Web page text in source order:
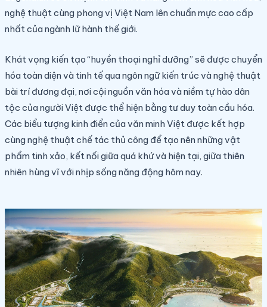
nghệ thuật cùng phong vị Việt Nam lên chuẩn mực cao cấp
nhất của ngành lữ hành thế giới.
Khát vọng kiến tạo “huyền thoại nghỉ dưỡng” sẽ được chuyển
hóa toàn diện và tinh tế qua ngôn ngữ kiến trúc và nghệ thuật
bài trí đương đại, nơi cội nguồn văn hóa và niềm tự hào dân
tộc của người Việt được thể hiện bằng tư duy toàn cầu hóa.
Các biểu tượng kinh điển của văn minh Việt được kết hợp
cùng nghệ thuật chế tác thủ công để tạo nên những vật
phẩm tinh xảo, kết nối giữa quá khứ và hiện tại, giữa thiên
nhiên hùng vĩ với nhịp sống năng động hôm nay.